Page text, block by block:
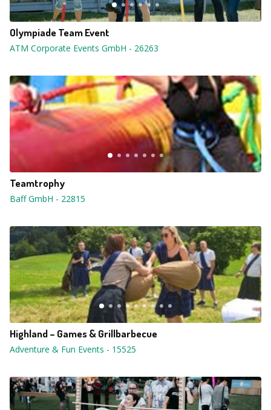
Olympiade Team Event
ATM Corporate Events GmbH - 26263
Teamtrophy
Baff GmbH - 22815
Highland – Games & Grillbarbecue
Adventure & Fun Events - 15525